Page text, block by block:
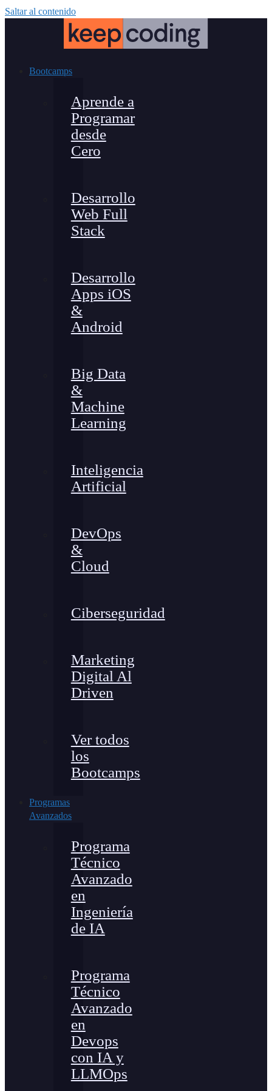
Saltar al contenido
Bootcamps
Aprende a
Programar
desde
Cero
Desarrollo
Web Full
Stack
Desarrollo
Apps iOS
&
Android
Big Data
&
Machine
Learning
Inteligencia
Artificial
DevOps
&
Cloud
Ciberseguridad
Marketing
Digital Al
Driven
Ver todos
los
Bootcamps
Programas
Avanzados
Programa
Técnico
Avanzado
en
Ingeniería
de IA
Programa
Técnico
Avanzado
en
Devops
con IA y
LLMOps